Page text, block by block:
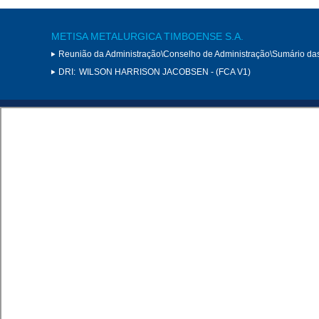
METISA METALURGICA TIMBOENSE S.A.
Reunião da Administração\Conselho de Administração\Sumário
DRI: WILSON HARRISON JACOBSEN - (FCA V1)